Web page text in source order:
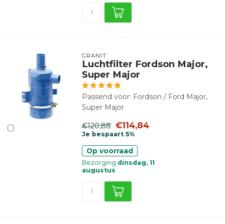
GRANIT
Luchtfilter Fordson Major,
Super Major
Passend voor: Fordson / Ford Major,
Super Major
€120,88 €114,84
Je bespaart 5%
Op voorraad
Bezorging dinsdag, 11
augustus